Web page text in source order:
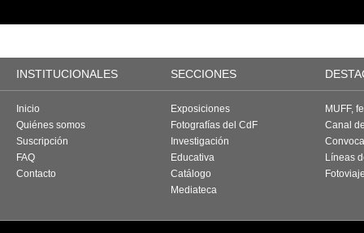
INSTITUCIONALES SECCIONES
Inicio
Quiénes somos
Suscripción
FAQ
Contacto
Exposiciones
Fotografías del CdF
Investigación
Educativa
Catálogo
Mediateca
MUFF,
Canal
Líneas